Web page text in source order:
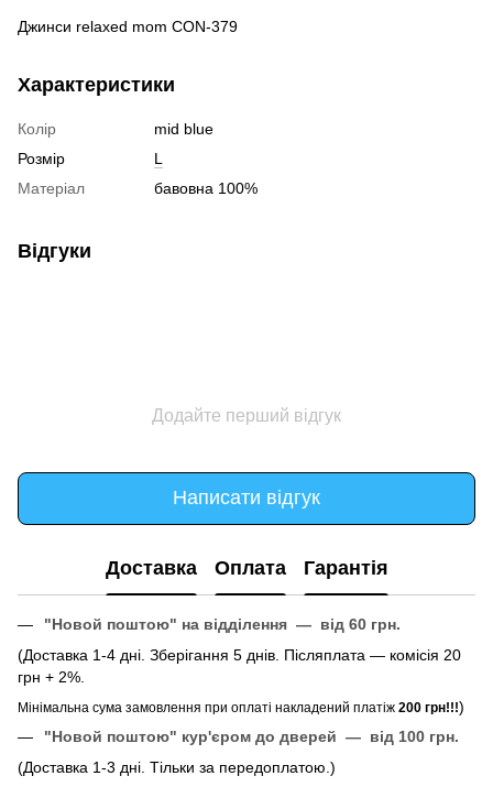
Джинси relaxed mom CON-379
Характеристики
Колір
mid blue
Розмір
L
Матеріал
бавовна 100%
Відгуки
Додайте перший відгук
Написати відгук
Доставка Оплата Гарантія
"Новой поштою" на відділення — від 60 грн.
(Доставка 1-4 дні. Зберігання 5 днів. Післяплата — комісія 20
грн + 2%.
Мінімальна сума замовлення при оплаті накладений платіж 200 грн!!!)
"Новой поштою" кур'єром до дверей — від 100 грн.
(Доставка 1-3 дні. Тільки за передоплатою.)